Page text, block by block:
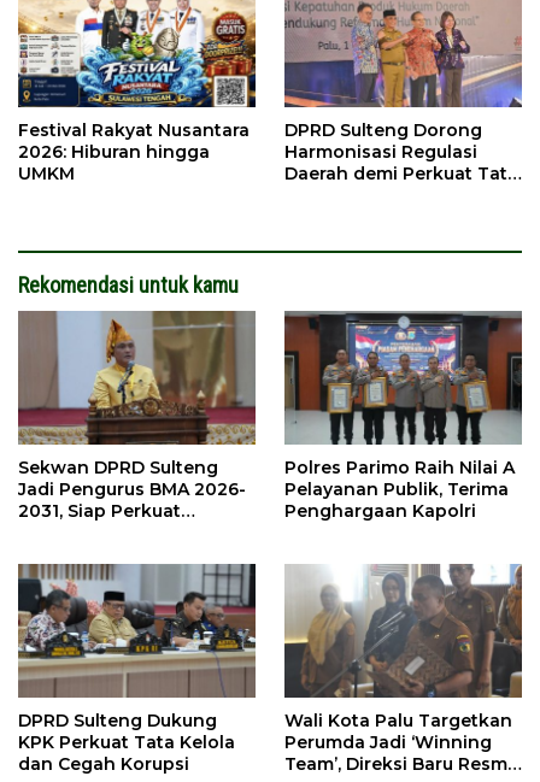
Festival Rakyat Nusantara
2026: Hiburan hingga
UMKM
DPRD Sulteng Dorong
Harmonisasi Regulasi
Daerah demi Perkuat Tata
Rekomendasi untuk kamu
Sekwan DPRD Sulteng
Jadi Pengurus BMA 2026-
2031, Siap Perkuat
Polres Parimo Raih Nilai A
Pelayanan Publik, Terima
Penghargaan Kapolri
DPRD Sulteng Dukung
KPK Perkuat Tata Kelola
dan Cegah Korupsi
Wali Kota Palu Targetkan
Perumda Jadi ‘Winning
Team’, Direksi Baru Resmi